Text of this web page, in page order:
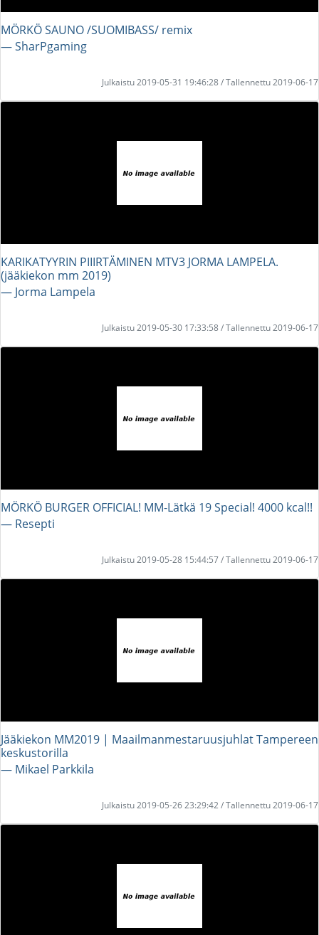
MÖRKÖ SAUNO /SUOMIBASS/ remix
― SharPgaming
Julkaistu 2019-05-31 19:46:28 / Tallennettu 2019-06-17
KARIKATYYRIN PIIIRTÄMINEN MTV3 JORMA LAMPELA.
(jääkiekon mm 2019)
― Jorma Lampela
Julkaistu 2019-05-30 17:33:58 / Tallennettu 2019-06-17
MÖRKÖ BURGER OFFICIAL! MM-Lätkä 19 Special! 4000 kcal!!
― Resepti
Julkaistu 2019-05-28 15:44:57 / Tallennettu 2019-06-17
Jääkiekon MM2019 | Maailmanmestaruusjuhlat Tampereen
keskustorilla
― Mikael Parkkila
Julkaistu 2019-05-26 23:29:42 / Tallennettu 2019-06-17